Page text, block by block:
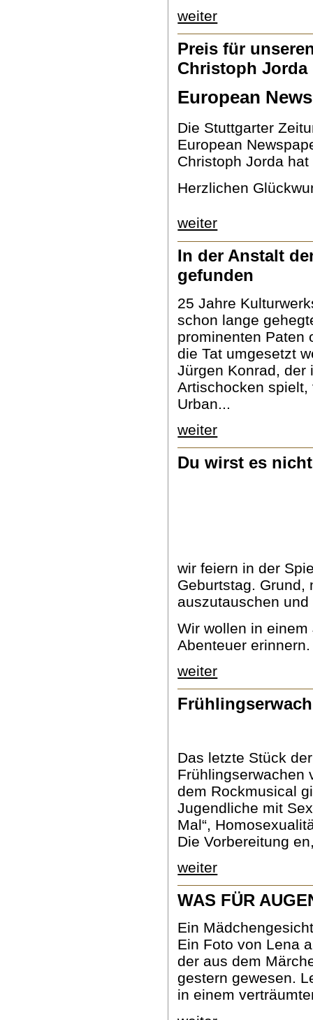
weiter
Preis für
Christoph Jorda
European
Die Stuttgarter
European
Christoph Jorda
Herzlichen
weiter
In der Anstalt
gefunden
25 Jahre
schon lange
prominenten Paten
die Tat umgesetzt
Jürgen Konrad, der
Artischocken
Urban...
weiter
Du wirst es
wir feiern in der
Geburtstag. Grund,
auszutauschen
Wir wollen in
Abenteuer
weiter
Das letzte Stück
Frühlingserwachen
dem Rockmusical
Jugendliche mit
Mal“,
Die Vorbereitung
weiter
WAS FÜR
Ein
Ein Foto von Lena
der aus dem
gestern gewesen.
in einem